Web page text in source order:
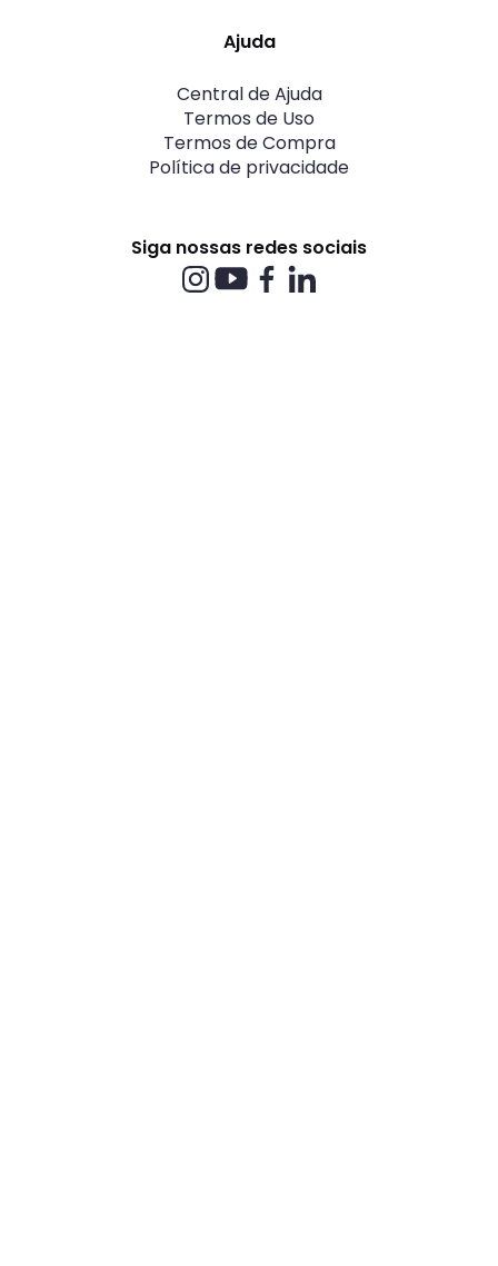
Ajuda
Central de Ajuda
Termos de Uso
Termos de Compra
Política de privacidade
Siga nossas redes sociais